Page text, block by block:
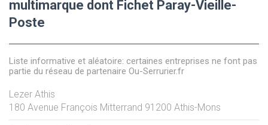
multimarque dont Fichet Paray-Vieille-
Poste
Liste informative et aléatoire: certaines entreprises ne font pas
partie du réseau de partenaire Ou-Serrurier.fr
Lezer Athis
180 Avenue François Mitterrand 91200 Athis-Mons